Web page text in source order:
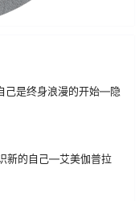
己是终身浪漫的开始—隐
新的自己—艾美伽普拉